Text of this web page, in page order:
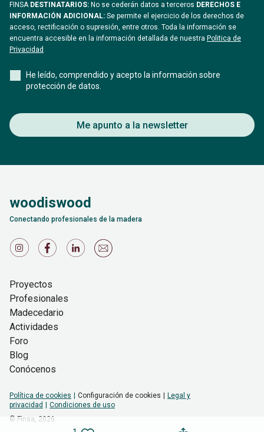
FINSADESTINATARIOS: No se cederán datos a terceros DERECHOS E
INFORMACIÓN ADICIONAL: Se permite el ejercicio de los derechos de
acceso, rectificación o supresión, entre otros. Toda la información se
encuentra accesible en la información detallada de nuestra Politica de
Privacidad
He leído, comprendido y acepto la información sobre
protección de datos.
Me apunto a la newsletter
woodiswood
Conectando profesionales de la madera
Proyectos
Profesionales
Madecedario
Actividades
Foro
Blog
Conócenos
Política de cookies Configuración de cookies
Legal y
privacidad
Condiciones de uso
© Finsa, 2026